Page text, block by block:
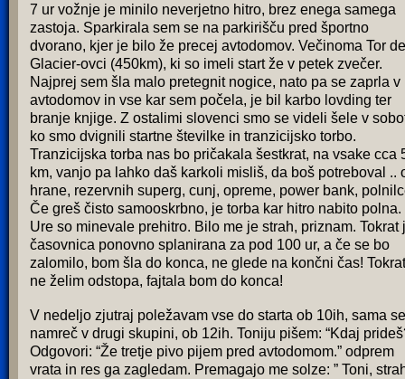
7 ur vožnje je minilo neverjetno hitro, brez enega samega
zastoja. Sparkirala sem se na parkirišču pred športno
dvorano, kjer je bilo že precej avtodomov. Večinoma Tor
Glacier-ovci (450km), ki so imeli start že v petek zvečer.
Najprej sem šla malo pretegnit nogice, nato pa se zaprla v
avtodomov in vse kar sem počela, je bil karbo lovding ter
branje knjige. Z ostalimi slovenci smo se videli šele v
ko smo dvignili startne številke in tranzicijsko torbo.
Tranzicijska torba nas bo pričakala šestkrat, na vsake cca
km, vanjo pa lahko daš karkoli misliš, da boš potreboval ..
hrane, rezervnih superg, cunj, opreme, power bank,
Če greš čisto samooskrbno, je torba kar hitro nabito polna.
Ure so minevale prehitro. Bilo me je strah, priznam. Tokrat
časovnica ponovno splanirana za pod 100 ur, a če se bo
zalomilo, bom šla do konca, ne glede na končni čas!
ne želim odstopa, fajtala bom do konca!
V nedeljo zjutraj poležavam vse do starta ob 10ih, sama
namreč v drugi skupini, ob 12ih. Toniju pišem: “Kdaj
Odgovori: “Že tretje pivo pijem pred avtodomom.” odprem
vrata in res ga zagledam. Premagajo me solze: ” Toni,